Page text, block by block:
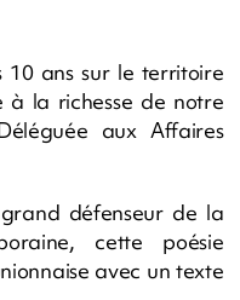
ans sur le territoire
à la richesse de notre
aux Affaires
défenseur de la
cette poésie
avec un texte